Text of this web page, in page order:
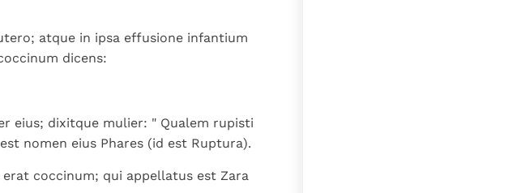
atque in ipsa effusione infantium
dicens:
eius; dixitque mulier: " Qualem rupisti
nomen eius Phares (id est Ruptura).
coccinum; qui appellatus est Zara